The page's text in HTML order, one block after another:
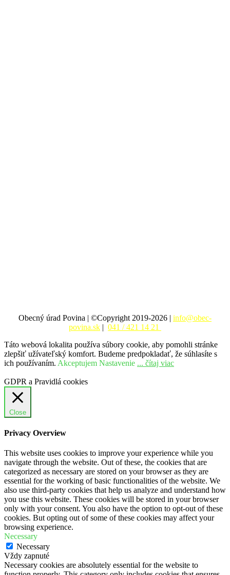
Obecný úrad Povina | ©Copyright 2019-2026 | info@obec-
povina.sk | 041 / 421 14 21
Táto webová lokalita používa súbory cookie, aby pomohli stránke
zlepšiť užívateľský komfort. Budeme predpokladať, že súhlasíte s
ich používaním. Akceptujem Nastavenie ... čítaj viac
GDPR a Pravidlá cookies
Close
Privacy Overview
This website uses cookies to improve your experience while you
navigate through the website. Out of these, the cookies that are
categorized as necessary are stored on your browser as they are
essential for the working of basic functionalities of the website. We
also use third-party cookies that help us analyze and understand how
you use this website. These cookies will be stored in your browser
only with your consent. You also have the option to opt-out of these
cookies. But opting out of some of these cookies may affect your
browsing experience.
Necessary
Necessary
Vždy zapnuté
Necessary cookies are absolutely essential for the website to